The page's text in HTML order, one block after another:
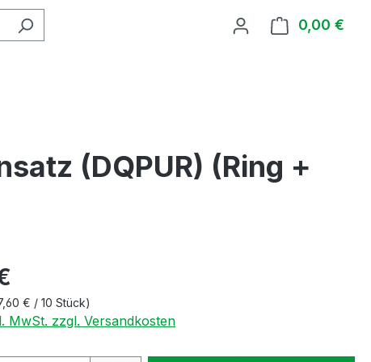
0,00 €
(DQPUR) (Ring +
€ / 10 Stück)
MwSt. zzgl. Versandkosten